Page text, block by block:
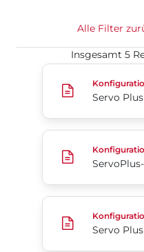
Alle Filter
Insgesamt 5
Servo Plus II
Servo
ServoPlus-
Servo Plus II
Servo